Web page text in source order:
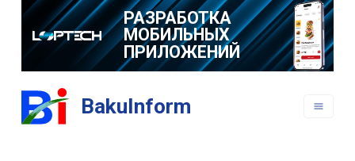
РАЗРАБОТКА
МОБИЛЬНЫХ
ПРИЛОЖЕНИЙ
BakuInform